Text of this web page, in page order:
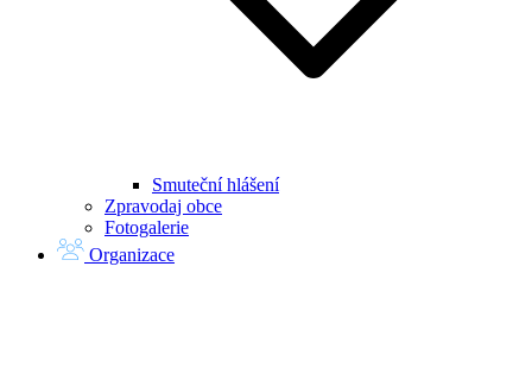
Smuteční hlášení
Zpravodaj obce
Fotogalerie
Organizace